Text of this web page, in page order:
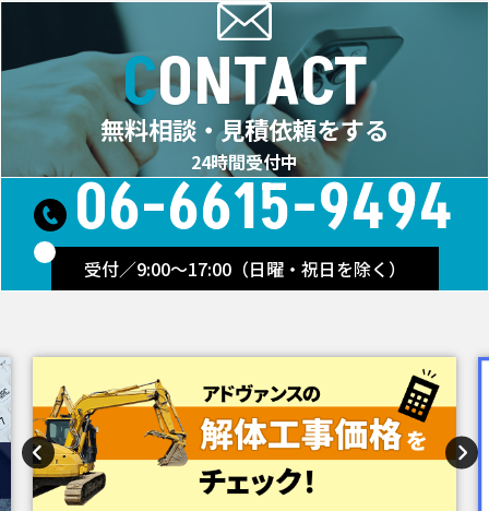
CONTACT
無料相談・見積依頼をする
24時間受付中
06-6615-9494
受付／9:00～17:00（日曜・祝日を除く）